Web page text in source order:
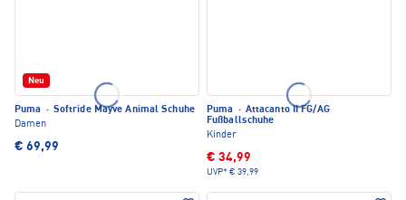
Neu
Puma · Softride Mayve Animal Schuhe
Damen
€ 69,99
Puma · Attacanto II FG/AG
Fußballschuhe
Kinder
€ 34,99
UVP* € 39,99